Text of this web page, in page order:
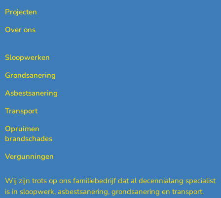
Projecten
Over ons
Sloopwerken
Grondsanering
Asbestsanering
Transport
Opruimen
brandschades
Vergunningen
Wij zijn trots op ons familiebedrijf dat al decennialang specialist
is in sloopwerk, asbestsanering, grondsanering en transport.